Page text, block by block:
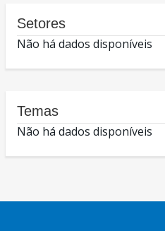
Setores
Não há dados disponíveis
Temas
Não há dados disponíveis